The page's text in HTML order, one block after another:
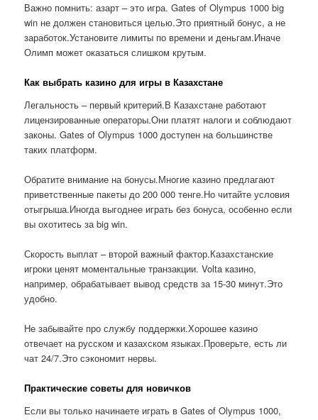
Важно помнить: азарт – это игра. Gates of Olympus 1000 big
win не должен становиться целью.Это приятный бонус, а не
заработок.Установите лимиты по времени и деньгам.Иначе
Олимп может оказаться слишком крутым.
Как выбрать казино для игры в Казахстане
Легальность – первый критерий.В Казахстане работают
лицензированные операторы.Они платят налоги и соблюдают
законы. Gates of Olympus 1000 доступен на большинстве
таких платформ.
Обратите внимание на бонусы.Многие казино предлагают
приветственные пакеты до 200 000 тенге.Но читайте условия
отыгрыша.Иногда выгоднее играть без бонуса, особенно если
вы охотитесь за big win.
Скорость выплат – второй важный фактор.Казахстанские
игроки ценят моментальные транзакции. Volta казино,
например, обрабатывает вывод средств за 15-30 минут.Это
удобно.
Не забывайте про службу поддержки.Хорошее казино
отвечает на русском и казахском языках.Проверьте, есть ли
чат 24/7.Это сэкономит нервы.
Практические советы для новичков
Если вы только начинаете играть в Gates of Olympus 1000,